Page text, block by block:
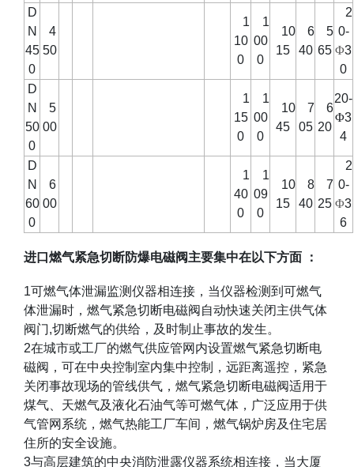
D
N
45
0
4
50
1
10
0
1
00
0
10
15
6
40
5
65
2
0-
Φ3
0
D
N
50
0
5
00
1
15
0
1
00
0
10
45
7
05
6
20
20-
Φ3
4
D
N
60
0
6
00
1
40
0
1
09
0
10
15
8
40
7
25
2
0-
Φ3
6
进口燃气紧急切断防爆电磁阀主要集中在以下方面 ：
1可燃气体泄漏监测仪器相连接，当仪器检测到可燃气
体泄漏时，燃气紧急切断电磁阀自动快速关闭主供气体
阀门,切断燃气的供给，及时制止事故的发生。
2在城市或工厂的燃气供应管网内设置燃气紧急切断电
磁阀，可在中央控制室内集中控制，远距离遥控，紧急
关闭事故现场的管线供气，燃气紧急切断电磁阀适用于
煤气、天燃气及液化石油气等可燃气体，广泛应用于供
气管网系统，燃气热能工厂车间，燃气锅炉房及住宅居
住所的安全设施。
3与高层建筑的中央消防泄露仪器系统相连接，当大厦